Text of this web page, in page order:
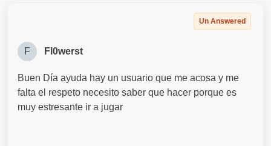
Un Answered
F Fl0werst
Buen Día ayuda hay un usuario que me acosa y me
falta el respeto necesito saber que hacer porque es
muy estresante ir a jugar